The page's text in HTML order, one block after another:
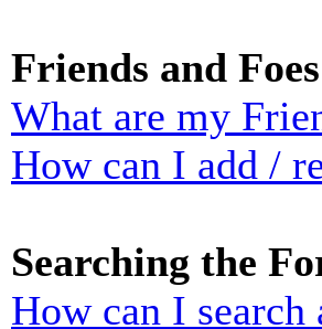
Friends and Foes
What are my
How can I add /
Searching the
How can I